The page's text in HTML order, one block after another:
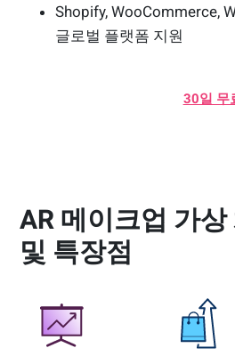
Shopify, WooCommerce,
글로벌 플랫폼 지원
30일 무
AR 메이크업 가
및 특장점